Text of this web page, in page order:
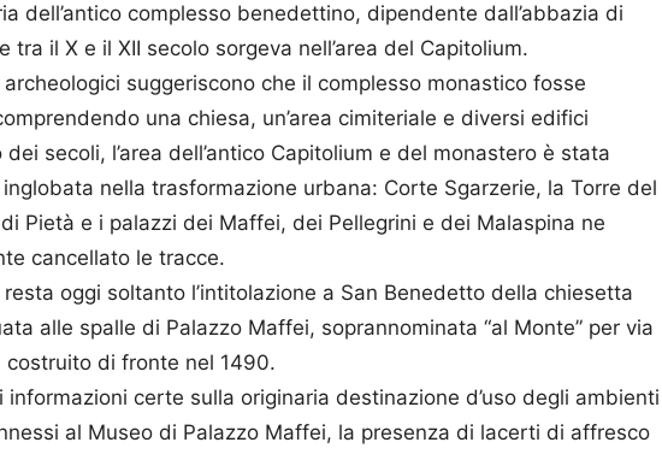
dell’antico complesso benedettino, dipendente dall’abbazia di
tra il X e il XII secolo sorgeva nell’area del Capitolium.
suggeriscono che il complesso monastico fosse
una chiesa, un’area cimiteriale e diversi edifici
secoli, l’area dell’antico Capitolium e del monastero è stata
nella trasformazione urbana: Corte Sgarzerie, la Torre del
Pietà e i palazzi dei Maffei, dei Pellegrini e dei Malaspina ne
cancellato le tracce.
oggi soltanto l’intitolazione a San Benedetto della chiesetta
alle spalle di Palazzo Maffei, soprannominata “al Monte” per via
costruito di fronte nel 1490.
informazioni certe sulla originaria destinazione d’uso degli ambienti
al Museo di Palazzo Maffei, la presenza di lacerti di affresco